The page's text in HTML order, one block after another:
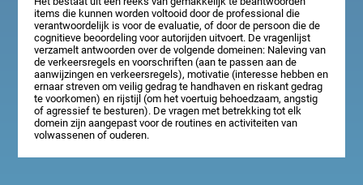
items die kunnen worden voltooid door de professional die
verantwoordelijk is voor de evaluatie, of door de persoon die de
cognitieve beoordeling voor autorijden uitvoert. De vragenlijst
verzamelt antwoorden over de volgende domeinen: Naleving van
de verkeersregels en voorschriften (aan te passen aan de
aanwijzingen en verkeersregels), motivatie (interesse hebben en
ernaar streven om veilig gedrag te handhaven en riskant gedrag
te voorkomen) en rijstijl (om het voertuig behoedzaam, angstig
of agressief te besturen). De vragen met betrekking tot elk
domein zijn aangepast voor de routines en activiteiten van
volwassenen of ouderen.